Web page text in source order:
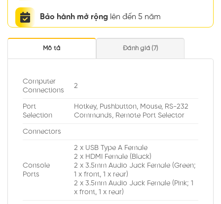
Bảo hành mở rộng lên đến 5 năm
Mô tả Đánh giá (7)
Computer
Connections
2
Port
Selection
Hotkey, Pushbutton, Mouse, RS-232
Commands, Remote Port Selector
Connectors
Console
Ports
2 x USB Type A Female
2 x HDMI Female (Black)
2 x 3.5mm Audio Jack Female (Green;
1 x front, 1 x rear)
2 x 3.5mm Audio Jack Female (Pink; 1
x front, 1 x rear)